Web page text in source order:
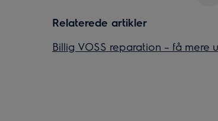
Relaterede artikler
Billig VOSS reparation – få mere